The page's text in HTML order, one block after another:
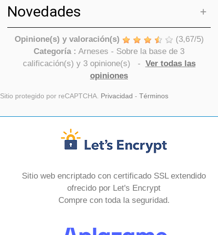
Novedades
Opinione(s) y valoración(s) (3,67/5)
Categoría : Arneses - Sobre la base de 3
calificación(s) y 3opinione(s) - Ver todas las
opiniones
Sitio protegido por reCAPTCHA. Privacidad - Términos
Sitio web encriptado con certificado SSL extendido
ofrecido por Let's Encrypt
Compre con toda la seguridad.